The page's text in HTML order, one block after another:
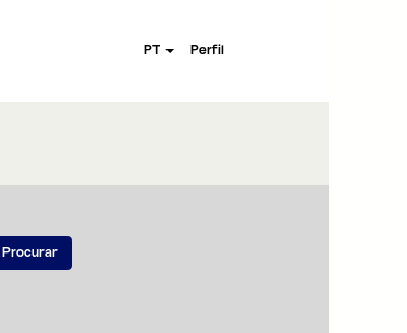
PT Perfil